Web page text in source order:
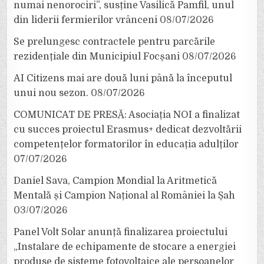
numai nenorociri”, susține Vasilică Pamfil, unul
din liderii fermierilor vrânceni 08/07/2026
Se prelungesc contractele pentru parcările
rezidențiale din Municipiul Focșani 08/07/2026
AI Citizens mai are două luni până la începutul
unui nou sezon. 08/07/2026
COMUNICAT DE PRESĂ: Asociația NOI a finalizat
cu succes proiectul Erasmus+ dedicat dezvoltării
competențelor formatorilor în educația adulților
07/07/2026
Daniel Sava, Campion Mondial la Aritmetică
Mentală și Campion Național al României la Șah
03/07/2026
Panel Volt Solar anunță finalizarea proiectului
„Instalare de echipamente de stocare a energiei
produse de sisteme fotovoltaice ale persoanelor